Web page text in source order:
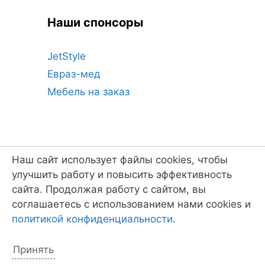
Наши спонсоры
JetStyle
Евраз-мед
Мебель на заказ
Ещё ссылки
В.П. Крапивин
Евгения Стерлигова
ФФР
Наш сайт использует файлы cookies, чтобы
улучшить работу и повысить эффективность
сайта. Продолжая работу с сайтом, вы
соглашаетесь с использованием нами cookies и
политикой конфиденциальности.
Принять